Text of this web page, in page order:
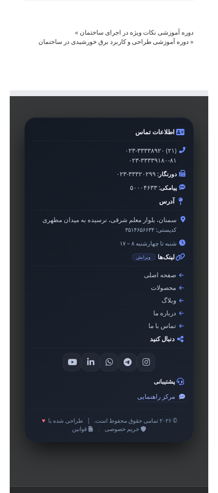
دوره آموزشی نکات ویژه در اجرای ساختمان »
« دوره آموزشی طراحی و کاربرد برق خورشیدی در ساختمان
اطلاعات تماس
۰۲۳-۳۳۳۳۸۹۲۰ (۲۱)
۰۲۳-۳۳۳۳۹۱۸۰-۸۱
دورنگار:۰۲۳-۳۳۳۲۰۲۹۹
پیامکی:۵۰۰۰۴۶۳۳
آدرس
سمنان، بلوار معلم شرقی، نرسیده به میدان مطهری
کدپستی: ۳۵۱۴۶۵۶۶۳۴
شنبه تا چهارشنبه ۸ – ۱۷
لینک‌ها ویرایش
صفحه اصلی
محصولات
وبلاگ
درباره ما
تماس با ما
دنبال کنید
پشتیبانی
مرکز راهنمایی
© ۲۰۲۶ تمامی حقوق محفوظ است. طراحی شده با ♥
حریم خصوصی
قوانین